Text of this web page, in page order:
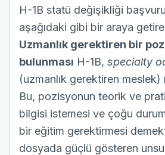
H-1B statü değişikliği başvuru
aşağıdaki gibi bir araya
Uzmanlık gerektiren bir
bulunması H-1B, specialty
(uzmanlık gerektiren meslek)
Bu, pozisyonun teorik ve
bilgisi istemesi ve çoğu
bir eğitim gerektirmesi
dosyada güçlü gösteren unsur